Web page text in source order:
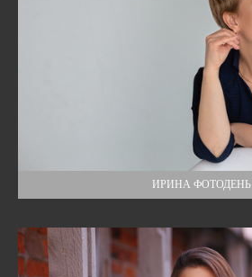
ИРИНА ФОТОДЕНЬ